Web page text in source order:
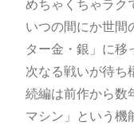
めちゃくちゃラク
いつの間にか世間
ター金・銀」に移
次なる戦いが待ち
続編は前作から数
マシン」という機